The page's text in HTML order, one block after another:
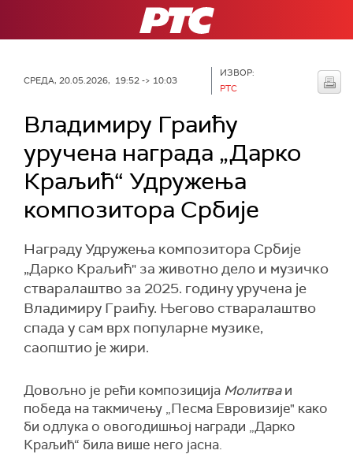
РТС
СРЕДА, 20.05.2026, 19:52 -> 10:03
ИЗВОР:
РТС
Владимиру Граићу
уручена награда „Дарко
Краљић“ Удружења
композитора Србије
Награду Удружења композитора Србије
„Дарко Краљић" за животно дело и музичко
стваралаштво за 2025. годину уручена је
Владимиру Граићу. Његово стваралаштво
спада у сам врх популарне музике,
саопштио је жири.
Довољно је рећи композиција Молитваи
победа на такмичењу „Песма Евровизије" како
би одлука о овогодишњој награди „Дарко
Краљић“ била више него јасна.